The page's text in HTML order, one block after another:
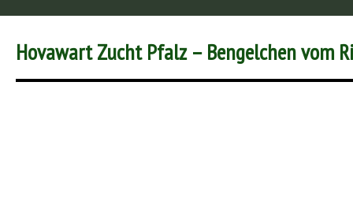
Hovawart Zucht Pfalz – Bengelchen vom